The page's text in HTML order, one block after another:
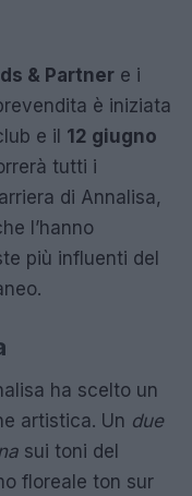
& Partner e i
è iniziata
e il 12 giugno
tutti i
di Annalisa,
l’hanno
più influenti del
ha scelto un
artistica. Un due
sui toni del
floreale ton sur